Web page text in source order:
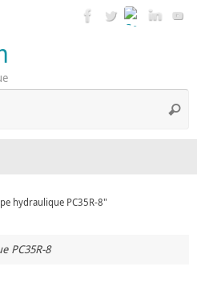
hydraulique PC35R-8"
PC35R-8